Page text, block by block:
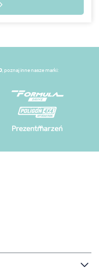
, poznaj inne nasze marki: